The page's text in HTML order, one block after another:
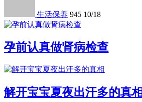
生活保养 945 10/18
孕前认真做肾病检查
解开宝宝夏夜出汗多的真相